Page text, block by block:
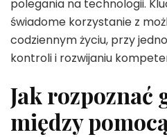
polegania na technologii.
świadome korzystanie z
codziennym życiu, przy
kontroli i rozwijaniu
Jak rozpoznać
między